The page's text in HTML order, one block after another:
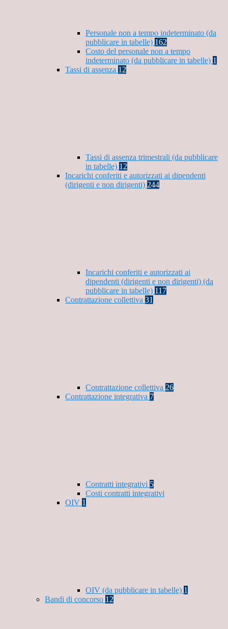
Personale non a tempo indeterminato (da
pubblicare in tabelle) 162
Costo del personale non a tempo
indeterminato (da pubblicare in tabelle) 1
Tassi di assenza 12
Tassi di assenza trimestrali (da pubblicare
in tabelle) 12
Incarichi conferiti e autorizzati ai dipendenti
(dirigenti e non dirigenti) 244
Incarichi conferiti e autorizzati ai
dipendenti (dirigenti e non dirigenti) (da
pubblicare in tabelle) 117
Contrattazione collettiva 31
Contrattazione collettiva 26
Contrattazione integrativa 7
Contratti integrativi 5
Costi contratti integrativi
OIV 1
OIV (da pubblicare in tabelle) 1
Bandi di concorso 12